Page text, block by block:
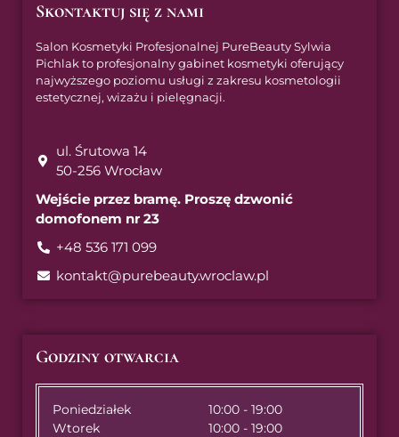
Skontaktuj się z nami
Salon Kosmetyki Profesjonalnej PureBeauty Sylwia
Pichlak to profesjonalny gabinet kosmetyki oferujący
najwyższego poziomu usługi z zakresu kosmetologii
estetycznej, wizażu i pielęgnacji.
ul. Śrutowa 14
50-256 Wrocław
Wejście przez bramę. Proszę dzwonić
domofonem nr 23
+48 536 171 099
kontakt@purebeauty.wroclaw.pl
Godziny otwarcia
Poniedziałek
Wtorek
10:00 - 19:00
10:00 - 19:00